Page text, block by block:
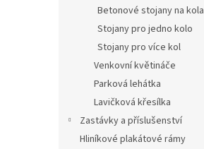
Betonové stojany na kola
Stojany pro jedno kolo
Stojany pro více kol
Venkovní květináče
Parková lehátka
Lavičková křesílka
Zastávky a příslušenství
Hliníkové plakátové rámy